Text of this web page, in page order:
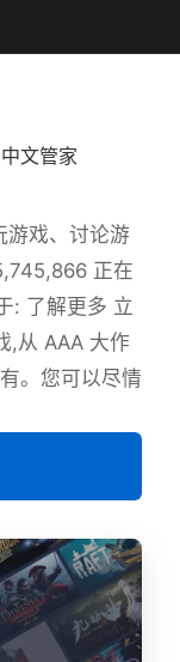
文管家
游戏、讨论游
正在
: 了解更多 立
,从 AAA 大作
。您可以尽情